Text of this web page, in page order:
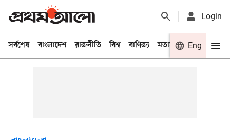
Login
সর্বশেষ বাংলাদেশ রাজনীতি বিশ্ব বাণিজ্য মতামত খেলা
Eng